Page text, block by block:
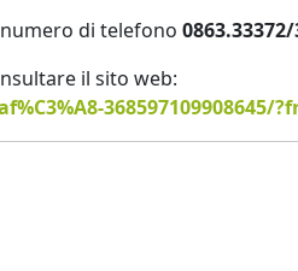
di telefono
il sito web:
368597109908645/